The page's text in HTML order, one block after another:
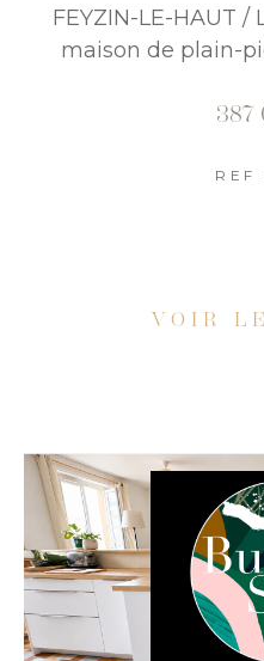
FEYZIN-LE-HAUT /
maison de plain-
387
REF
VOIR